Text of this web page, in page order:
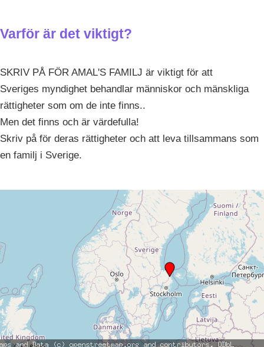
Varför är det viktigt?
SKRIV PÅ FÖR AMAL'S FAMILJ är viktigt för att
Sveriges myndighet behandlar människor och mänskliga
rättigheter som om de inte finns..
Men det finns och är värdefulla!
Skriv på för deras rättigheter och att leva tillsammans som
en familj i Sverige.